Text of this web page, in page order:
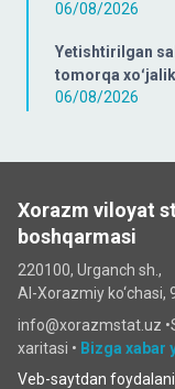
06/08/2026
Yetishtirilgan
tomorqa
06/08/2026
Xorazm viloyat
boshqarmasi
220100, Urganch sh.,
Al-Xorazmiy ko‘chаsi,
info@xorazmstat.uz •
xaritasi • Bizga xabar
Veb-saytdan